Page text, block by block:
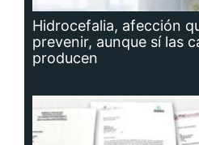
Hidrocefalia, afección
prevenir, aunque sí las
producen